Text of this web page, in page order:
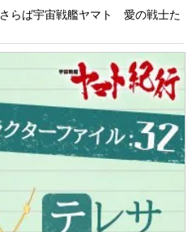
さらば宇宙戦艦ヤマト 愛の戦士た